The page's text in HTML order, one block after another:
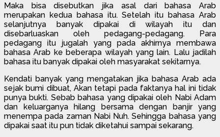
Maka bisa disebutkan jika asal dari bahasa Arab
merupakan kedua bahasa itu. Setelah itu bahasa Arab
selanjutnya banyak dipakai di wilayah itu dan
disebarluaskan oleh pedagang-pedagang. Para
pedagang itu jugalah yang pada akhirnya membawa
bahasa Arab ke beberapa wilayah yang lain. Lalu jadilah
bahasa itu banyak dipakai oleh masyarakat sekitarnya.
Kendati banyak yang mengatakan jika bahasa Arab ada
sejak bumi dibuat, Akan tetapi pada faktanya hal ini tidak
punya bukti. Sebab bahasa yang dipakai oleh Nabi Adam
dan keluarganya hilang bersama dengan banjir yang
menempa pada zaman Nabi Nuh. Sehingga bahasa yang
dipakai saat itu pun tidak diketahui sampai sekarang.